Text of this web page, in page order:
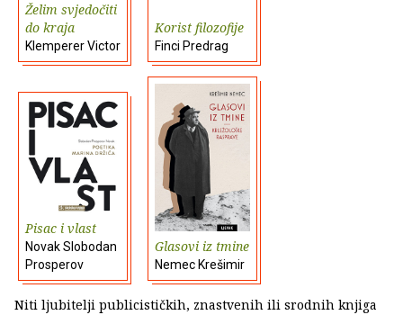
Želim svjedočiti
do kraja
Klemperer Victor
Korist filozofije
Finci Predrag
Pisac i vlast
Novak Slobodan
Prosperov
Glasovi iz tmine
Nemec Krešimir
Niti ljubitelji publicističkih, znastvenih ili srodnih knjiga